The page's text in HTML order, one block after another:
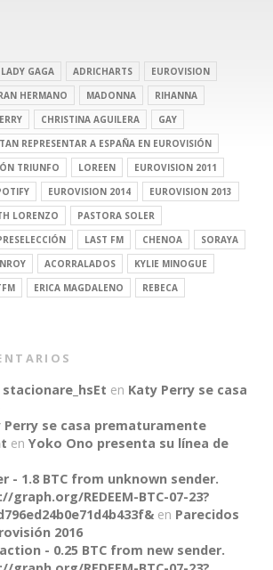
LADY GAGA ADRICHARTS
EUROVISION
HERMANO MADONNA
RIHANNA
CHRISTINA AGUILERA
GAY
REPRESENTAR A ESPAÑA EN EUROVISIÓN
TRIUNFO LOREEN
EUROVISION 2011
EUROVISION 2014
EUROVISION 2013
LORENZO
PASTORA SOLER
LAST FM CHENOA
SORAYA
ACORRALADOS
KYLIE MINOGUE
ERICA MAGDALENO
REBECA
en Katy Perry se casa
Perry se casa prematuramente
en Yoko Ono presenta su línea de
- 1.8 BTC from unknown sender.
graph.org/REDEEM-BTC-07-23?
en Parecidos
2016
- 0.25 BTC from new sender.